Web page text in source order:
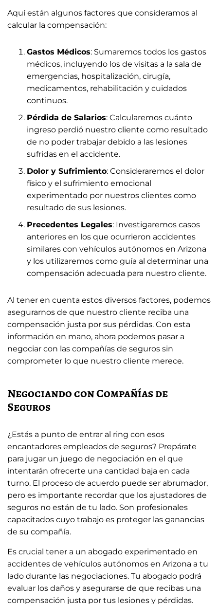
Aquí están algunos factores que consideramos al
calcular la compensación:
Gastos Médicos: Sumaremos todos los gastos
médicos, incluyendo los de visitas a la sala de
emergencias, hospitalización, cirugía,
medicamentos, rehabilitación y cuidados
continuos.
Pérdida de Salarios: Calcularemos cuánto
ingreso perdió nuestro cliente como resultado
de no poder trabajar debido a las lesiones
sufridas en el accidente.
Dolor y Sufrimiento: Consideraremos el dolor
físico y el sufrimiento emocional
experimentado por nuestros clientes como
resultado de sus lesiones.
Precedentes Legales: Investigaremos casos
anteriores en los que ocurrieron accidentes
similares con vehículos autónomos en Arizona
y los utilizaremos como guía al determinar una
compensación adecuada para nuestro cliente.
Al tener en cuenta estos diversos factores, podemos
asegurarnos de que nuestro cliente reciba una
compensación justa por sus pérdidas. Con esta
información en mano, ahora podemos pasar a
negociar con las compañías de seguros sin
comprometer lo que nuestro cliente merece.
Negociando con Compañías de
Seguros
¿Estás a punto de entrar al ring con esos
encantadores empleados de seguros? Prepárate
para jugar un juego de negociación en el que
intentarán ofrecerte una cantidad baja en cada
turno. El proceso de acuerdo puede ser abrumador,
pero es importante recordar que los ajustadores de
seguros no están de tu lado. Son profesionales
capacitados cuyo trabajo es proteger las ganancias
de su compañía.
Es crucial tener a un abogado experimentado en
accidentes de vehículos autónomos en Arizona a tu
lado durante las negociaciones. Tu abogado podrá
evaluar los daños y asegurarse de que recibas una
compensación justa por tus lesiones y pérdidas.